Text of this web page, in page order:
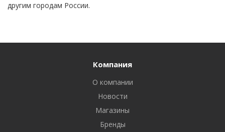
другим городам России.
Компания
О компании
Новости
Магазины
Бренды